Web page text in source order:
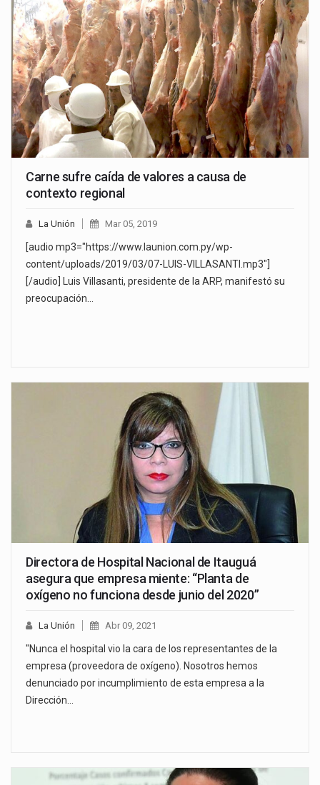
Carne sufre caída de valores a causa de
contexto regional
La Unión Mar 05, 2019
[audio mp3="https://www.launion.com.py/wp-
content/uploads/2019/03/07-LUIS-VILLASANTI.mp3"]
[/audio] Luis Villasanti, presidente de la ARP, manifestó su
preocupación…
Directora de Hospital Nacional de Itauguá
asegura que empresa miente: “Planta de
oxígeno no funciona desde junio del 2020”
La Unión Abr 09, 2021
"Nunca el hospital vio la cara de los representantes de la
empresa (proveedora de oxígeno). Nosotros hemos
denunciado por incumplimiento de esta empresa a la
Dirección…